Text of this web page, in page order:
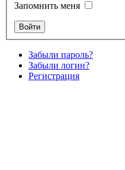
Запомнить меня
Забыли пароль?
Забыли логин?
Регистрация